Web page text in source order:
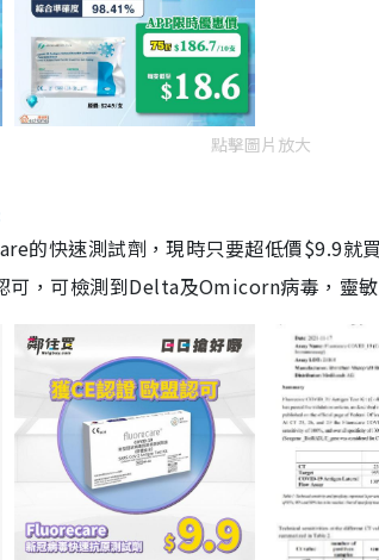
點擊圖片放大
的快速測試劑，現時只要超低價$9.9就
可，可檢測到Delta及Omicorn病毒，靈